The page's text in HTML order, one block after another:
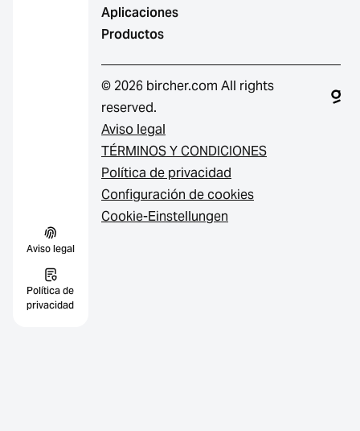
Aviso legal
Política de
privacidad
Aplicaciones
Productos
© 2026 bircher.com All rights
reserved.
Aviso legal
TÉRMINOS Y CONDICIONES
Política de privacidad
Configuración de cookies
Cookie-Einstellungen